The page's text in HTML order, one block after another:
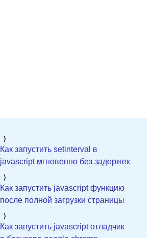
Как запустить setinterval в
javascript мгновенно без задержек
Как запустить javascript функцию
после полной загрузки страницы
Как запустить javascript отладчик